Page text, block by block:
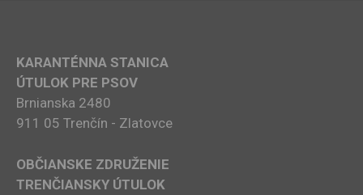
KARANTÉNNA STANICA
ÚTULOK PRE PSOV
Brnianska 2480
911 05 Trenčín - Zlatovce
OBČIANSKE ZDRUŽENIE
TRENČIANSKY ÚTULOK